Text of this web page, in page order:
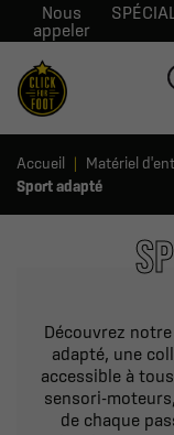
Nous
appeler
Accueil Matériel
Sport adapté
Découvrez
adapté, une
accessible à
sensori-
de chaque